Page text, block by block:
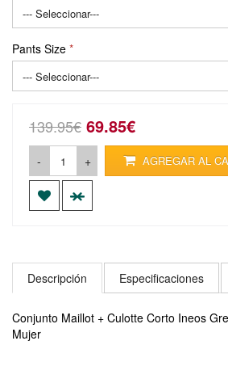
Pants Size
139.95€ 69.85€
- + AGREGAR AL
Descripción Especificaciones
Conjunto Maillot + Culotte Corto Ineos
Mujer